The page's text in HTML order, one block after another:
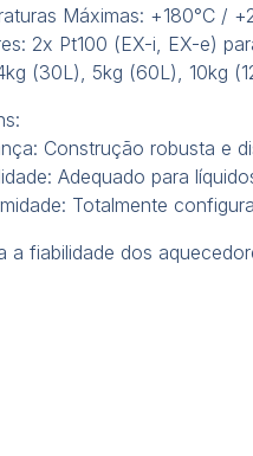
Máximas: +180°C /
2x Pt100 (EX-i, EX-e)
(30L), 5kg (60L), 10kg
Construção robusta e
Adequado para
Totalmente
a fiabilidade dos